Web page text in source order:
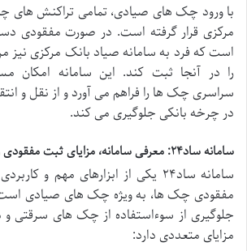
با ورود چک های صیادی، تمامی تراکنش
مرکزی قرار گرفته است. در صورت مفقودی
است که فرد به سامانه صیاد بانک مرکزی نیز
را در آنجا ثبت کند. این سامانه امکان
سراسری چک ها را فراهم می آورد و از نقل و
در چرخه بانکی جلوگیری می کند.
سامانه ساد۲۴: معرفی سامانه، مزایای ثبت مفقودی و نحوه ثبت
سامانه ساد۲۴ یکی از ابزارهای مهم و
مفقودی چک ها، به ویژه چک های صیادی
جلوگیری از سوءاستفاده از چک های سرقتی
مزایای متعددی دارد: